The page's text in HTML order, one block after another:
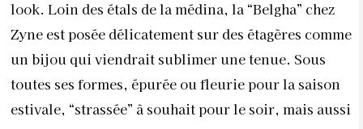
Le Céleste, une des paires iconiques de Zyne.